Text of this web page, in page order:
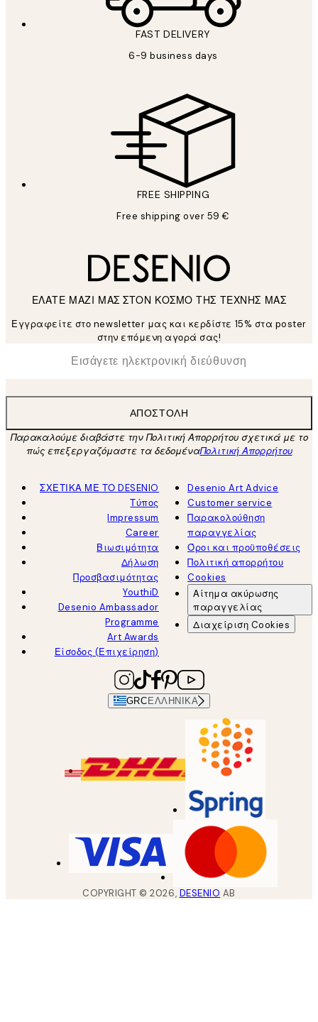
FAST DELIVERY
6-9 business days
FREE SHIPPING
Free shipping over 59 €
ΕΛΑΤΕ ΜΑΖΙ ΜΑΣ ΣΤΟΝ ΚΟΣΜΟ ΤΗΣ ΤΕΧΝΗΣ ΜΑΣ
Εγγραφείτε στο newsletter μας και κερδίστε 15% στα poster
στην επόμενη αγορά σας!
Ηλεκτρονική Διεύθυνση
ΑΠΟΣΤΟΛΉ
Παρακαλούμε διαβάστε την Πολιτική Απορρήτου σχετικά με το
πώς επεξεργαζόμαστε τα δεδομέναΠολιτική Απορρήτου
ΣΧΕΤΙΚΑ ΜΕ ΤΟ DESENIO
Τύπος
Impressum
Career
Βιωσιμότητα
Δήλωση
Προσβασιμότητας
YouthiD
Desenio Ambassador
Programme
Art Awards
Είσοδος (Επιχείρηση)
Desenio Art Advice
Customer service
Παρακολούθηση
παραγγελίας
Όροι και προϋποθέσεις
Πολιτική απορρήτου
Cookies
Αίτημα ακύρωσης
παραγγελίας
Διαχείριση Cookies
GRC ΕΛΛΗΝΙΚΆ
COPYRIGHT ©2026, DESENIO AB